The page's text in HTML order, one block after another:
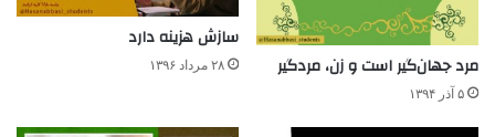
مرد جهان‌گیر است و زن، مردگیر
۵ آذر ۱۳۹۴
سازش هزینه دارد
۲۸ مرداد ۱۳۹۶